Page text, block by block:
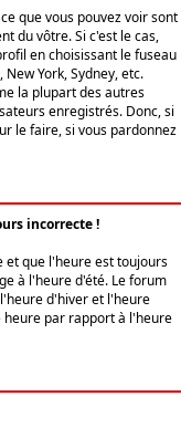
que vous pouvez voir sont
du vôtre. Si c'est le cas,
en choisissant le fuseau
York, Sydney, etc.
la plupart des autres
enregistrés. Donc, si
le faire, si vous pardonnez
incorrecte !
et que l'heure est toujours
à l'heure d'été. Le forum
d'hiver et l'heure
heure par rapport à l'heure